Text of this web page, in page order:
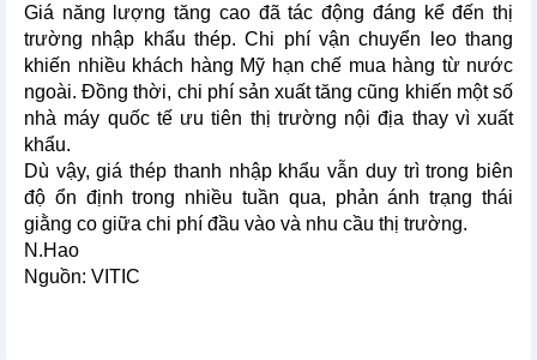
Giá năng lượng tăng cao đã tác động đáng kể đến thị
trường nhập khẩu thép. Chi phí vận chuyển leo thang
khiến nhiều khách hàng Mỹ hạn chế mua hàng từ nước
ngoài. Đồng thời, chi phí sản xuất tăng cũng khiến một số
nhà máy quốc tế ưu tiên thị trường nội địa thay vì xuất
khẩu.
Dù vậy, giá thép thanh nhập khẩu vẫn duy trì trong biên
độ ổn định trong nhiều tuần qua, phản ánh trạng thái
giằng co giữa chi phí đầu vào và nhu cầu thị trường.
N.Hao
Nguồn: VITIC